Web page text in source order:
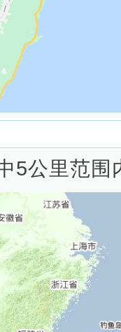
5公里范围